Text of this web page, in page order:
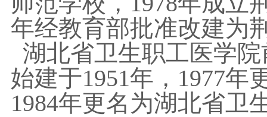
年经教育部批准改建为
湖北省卫生职工医学
始建于1951年，1977年
1984年更名为湖北省卫